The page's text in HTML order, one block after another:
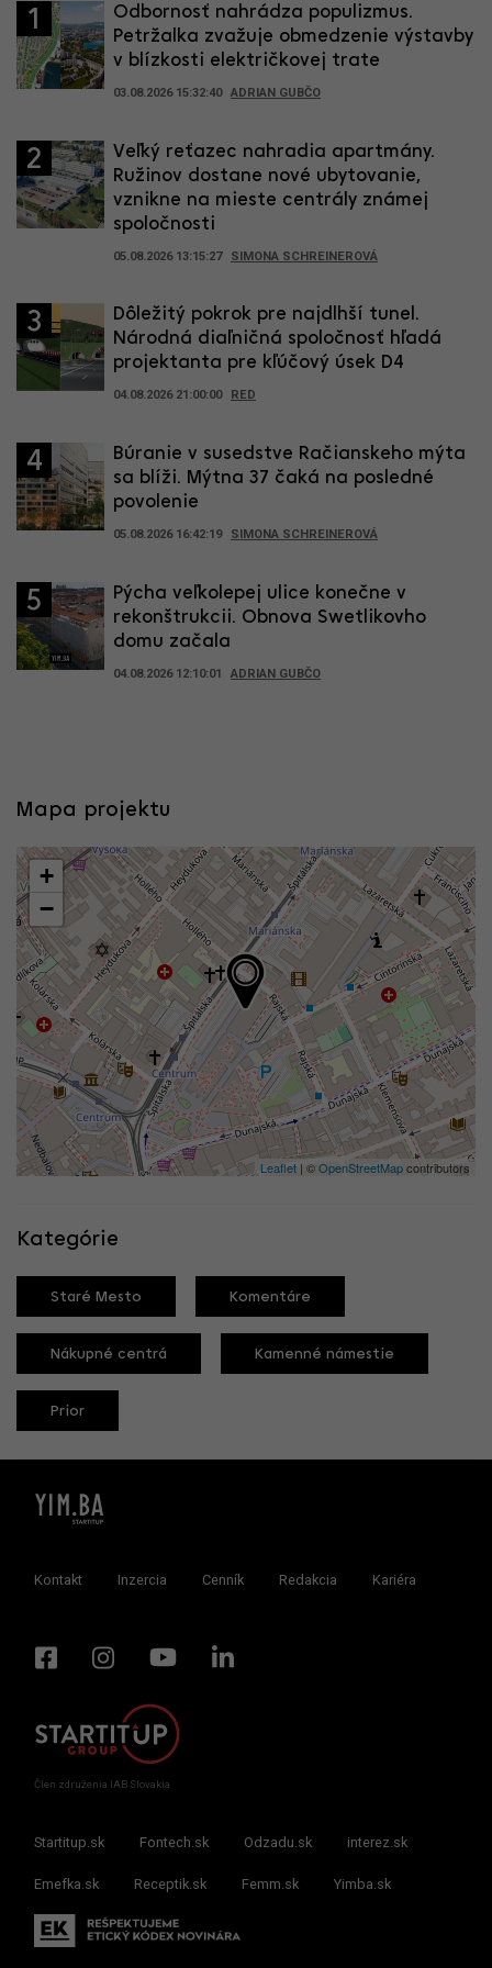
1
Odbornosť nahrádza populizmus.
Petržalka zvažuje obmedzenie výstavby
v blízkosti električkovej trate
03.08.2026 15:32:40 ADRIAN GUBČO
2
Veľký reťazec nahradia apartmány.
Ružinov dostane nové ubytovanie,
vznikne na mieste centrály známej
spoločnosti
05.08.2026 13:15:27 SIMONA SCHREINEROVÁ
3
Dôležitý pokrok pre najdlhší tunel.
Národná diaľničná spoločnosť hľadá
projektanta pre kľúčový úsek D4
04.08.2026 21:00:00 RED
4
Búranie v susedstve Račianskeho mýta
sa blíži. Mýtna 37 čaká na posledné
povolenie
05.08.2026 16:42:19 SIMONA SCHREINEROVÁ
5
Pýcha veľkolepej ulice konečne v
rekonštrukcii. Obnova Swetlikovho
domu začala
04.08.2026 12:10:01 ADRIAN GUBČO
Mapa projektu
+
−
Leaflet | ©OpenStreetMapcontributors
Kategórie
Staré Mesto Komentáre
Nákupné centrá Kamenné námestie
Prior
Kontakt Inzercia Cenník Redakcia Kariéra
Člen združenia IAB Slovakia
Startitup.sk Fontech.sk Odzadu.sk interez.sk
Emefka.sk Receptik.sk Femm.sk Yimba.sk